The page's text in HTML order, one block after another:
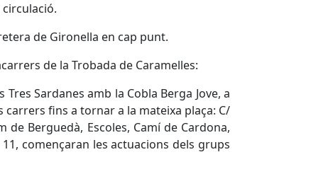
de Gironella en cap punt.
de la Trobada de Caramelles:
Sardanes amb la Cobla Berga Jove, a
fins a tornar a la mateixa plaça: C/
de Berguedà, Escoles, Camí de Cardona,
començaran les actuacions dels grups